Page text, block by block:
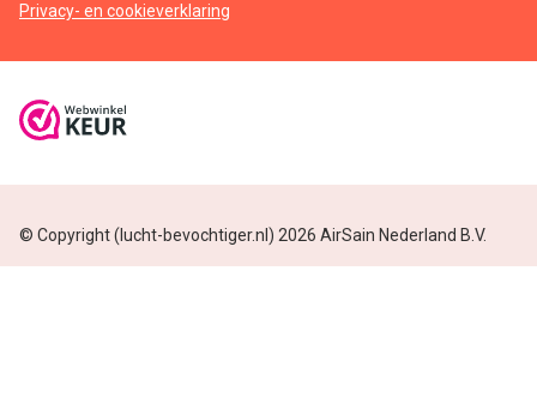
Privacy- en cookieverklaring
© Copyright (lucht-bevochtiger.nl) 2026 AirSain Nederland B.V.